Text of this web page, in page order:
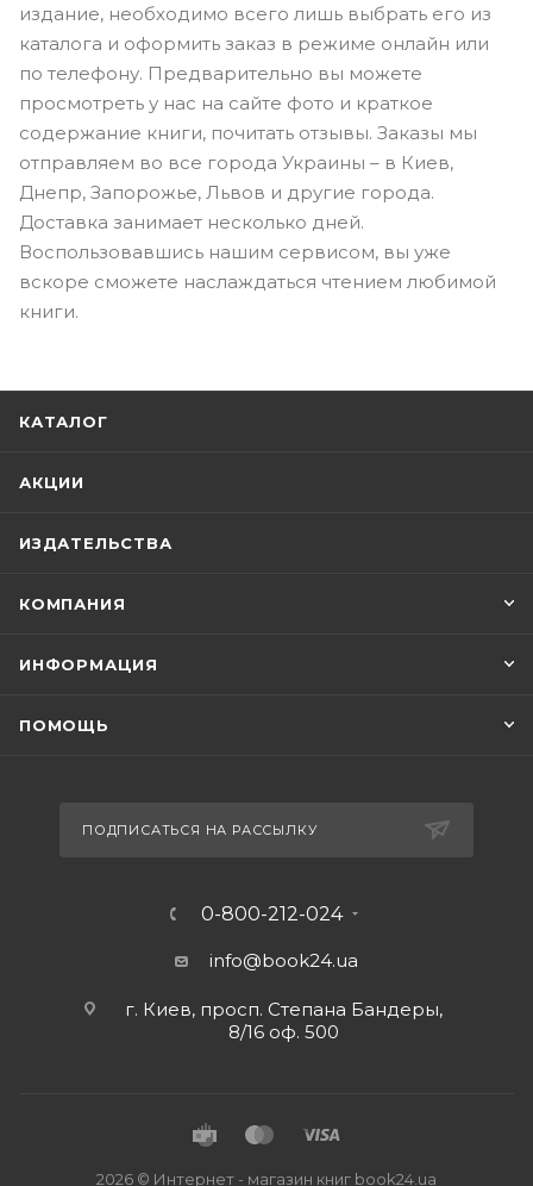
издание, необходимо всего лишь выбрать его из
каталога и оформить заказ в режиме онлайн или
по телефону. Предварительно вы можете
просмотреть у нас на сайте фото и краткое
содержание книги, почитать отзывы. Заказы мы
отправляем во все города Украины – в Киев,
Днепр, Запорожье, Львов и другие города.
Доставка занимает несколько дней.
Воспользовавшись нашим сервисом, вы уже
вскоре сможете наслаждаться чтением любимой
книги.
КАТАЛОГ
АКЦИИ
ИЗДАТЕЛЬСТВА
КОМПАНИЯ
ИНФОРМАЦИЯ
ПОМОЩЬ
ПОДПИСАТЬСЯ НА РАССЫЛКУ
0-800-212-024
info@book24.ua
г. Киев, просп. Степана Бандеры,
8/16 оф. 500
2026 © Интернет - магазин книг book24.ua